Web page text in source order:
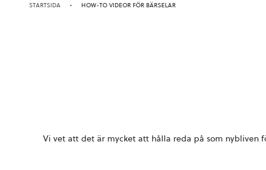
STARTSIDA HOW-TO VIDEOR FÖR BÄRSELAR
Vi vet att det är mycket att hålla reda på som nybliven